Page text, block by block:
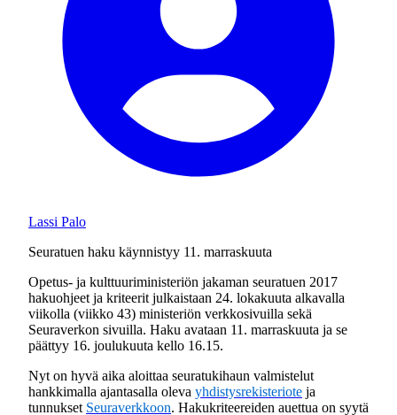
Lassi Palo
Seuratuen haku käynnistyy 11. marraskuuta
Opetus- ja kulttuuriministeriön jakaman seuratuen 2017
hakuohjeet ja kriteerit julkaistaan 24. lokakuuta alkavalla
viikolla (viikko 43) ministeriön verkkosivuilla sekä
Seuraverkon sivuilla. Haku avataan 11. marraskuuta ja se
päättyy 16. joulukuuta kello 16.15.
Nyt on hyvä aika aloittaa seuratukihaun valmistelut
hankkimalla ajantasalla oleva yhdistysrekisteriote ja
tunnukset Seuraverkkoon. Hakukriteereiden auettua on syytä